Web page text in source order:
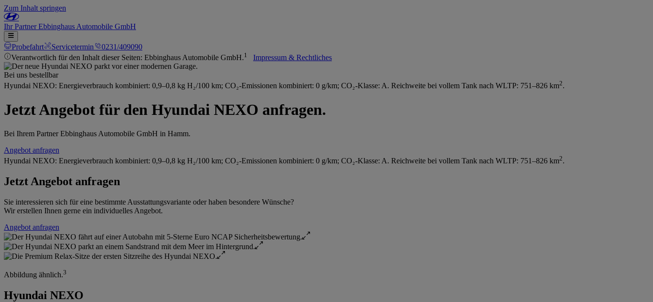
Zum Inhalt springen
IhrPartnerEbbinghaus Automobile GmbH
Probefahrt Servicetermin
0231/409090
Verantwortlich für den Inhalt dieser Seiten: Ebbinghaus Automobile GmbH.1 Impressum & Rechtliches
Bei uns bestellbar
Hyundai NEXO: Energieverbrauch kombiniert: 0,9–0,8 kg H₂/100 km; CO₂-Emissionen kombiniert: 0 g/km; CO₂-Klasse: A. Reichweite bei vollem Tank nach WLTP: 751–826 km2.
Jetzt Angebot für den Hyundai NEXO anfragen.
Bei Ihrem Partner Ebbinghaus Automobile GmbH in Hamm.
Angebot anfragen
Hyundai NEXO: Energieverbrauch kombiniert: 0,9–0,8 kg H₂/100 km; CO₂-Emissionen kombiniert: 0 g/km; CO₂-Klasse: A. Reichweite bei vollem Tank nach WLTP: 751–826 km2.
Jetzt Angebot anfragen
Sie interessieren sich für eine bestimmte Ausstattungsvariante oder haben besondere Wünsche?
Wir erstellen Ihnen gerne ein individuelles Angebot.
Angebot anfragen
Abbildung ähnlich.3
Hyundai NEXO